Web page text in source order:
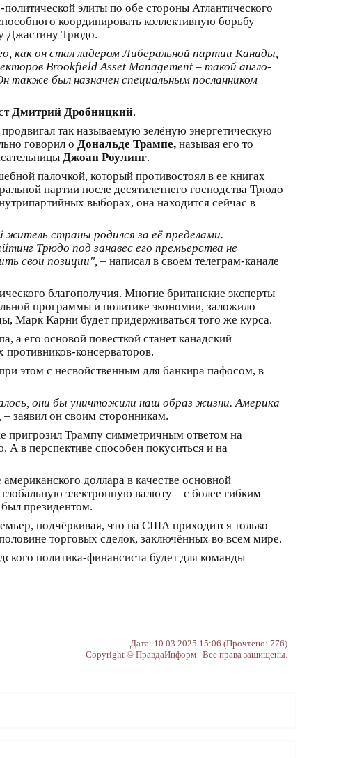
элиты по обе стороны Атлантического
координировать коллективную борьбу
Джастину Трюдо.
как он стал лидером Либеральной партии Канады,
Brookfield Asset Management – такой англо-
также был назначен специальным посланником
Дмитрий Дробницкий.
так называемую зелёную энергетическую
говорил о Дональде Трампе, называя его то
Джоан Роулинг.
палочкой, который противостоял в ее книгах
партии после десятилетнего господства Трюдо
выборах, она находится сейчас в
страны родился за её пределами.
Трюдо под занавес его премьерства не
свои позиции", – написал в своем телеграм-канале
благополучия. Многие британские эксперты
программы и политике экономии, заложило
Марк Карни будет придерживаться того же курса.
а его основой повесткой станет канадский
консерваторов.
этом с несвойственным для банкира пафосом, в
они бы уничтожили наш образ жизни. Америка
– заявил он своим сторонникам.
Трампу симметричным ответом на
в перспективе способен покуситься и на
доллара в качестве основной
электронную валюту – с более гибким
президентом.
подчёркивая, что на США приходится только
торговых сделок, заключённых во всем мире.
политика-финансиста будет для команды
Дата: 10.03.2025 15:06 (Прочтено: 776)
Copyright © ПравдаИнформ Все права защищены.